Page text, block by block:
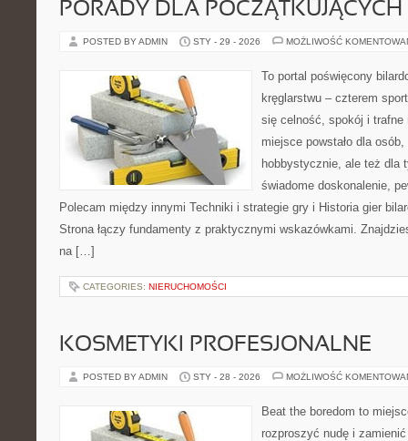
PORADY DLA POCZĄTKUJĄCYCH
POSTED BY ADMIN STY - 29 - 2026 MOŻLIWOŚĆ
To portal poświęcony
kręglarstwu – czterem
się celność, spokój i trafne
miejsce powstało dla
hobbystycznie, ale też dla
świadome doskonalenie,
Polecam między innymi Techniki i strategie gry i Historia gier
Strona łączy fundamenty z praktycznymi wskazówkami.
na […]
CATEGORIES: NIERUCHOMOŚCI
KOSMETYKI PROFESJONALNE
POSTED BY ADMIN STY - 28 - 2026 MOŻLIWOŚĆ
Beat the boredom to
rozproszyć nudę i